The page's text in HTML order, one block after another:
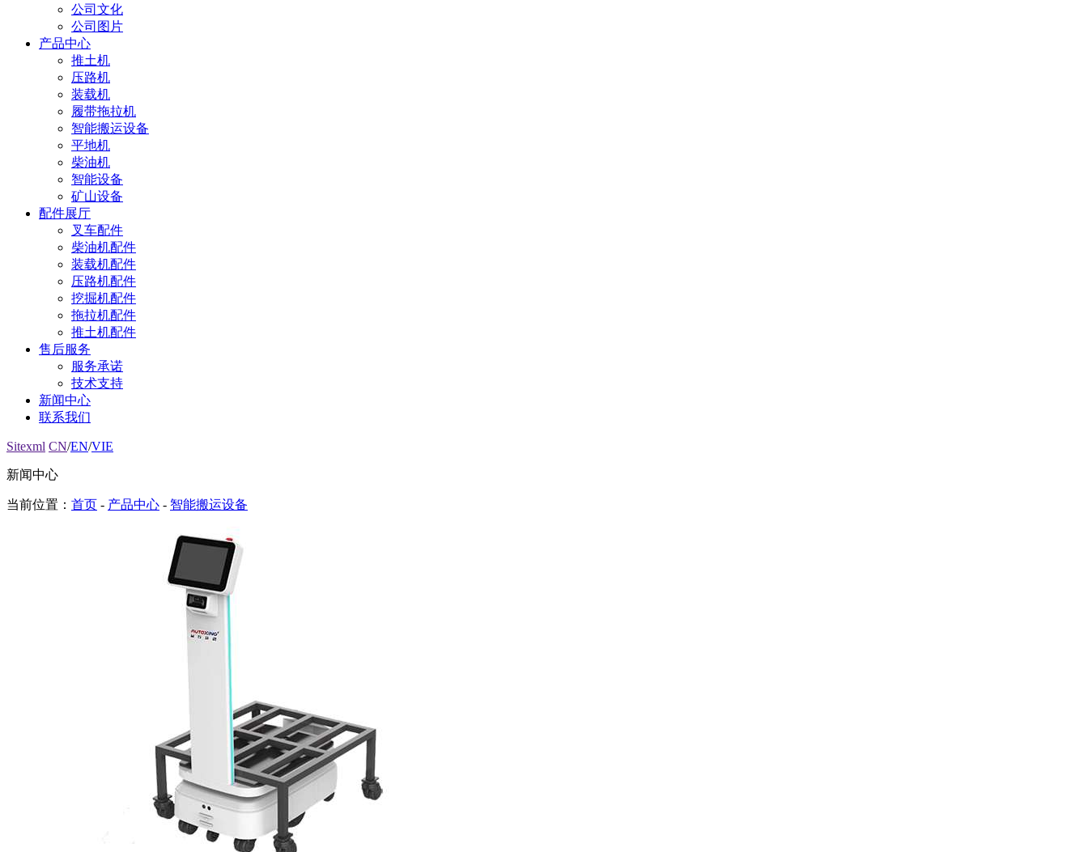
公司文化
公司图片
产品中心
推土机
压路机
装载机
履带拖拉机
智能搬运设备
平地机
柴油机
智能设备
矿山设备
配件展厅
叉车配件
柴油机配件
装载机配件
压路机配件
挖掘机配件
拖拉机配件
推土机配件
售后服务
服务承诺
技术支持
新闻中心
联系我们
Sitexml CN/EN/VIE
新闻中心
当前位置： 首页 - 产品中心 - 智能搬运设备